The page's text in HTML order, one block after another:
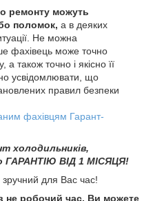
ремонту можуть
поломок, а в деяких
Не можна
фахівець може точно
також точно і якісно її
усвідомлювати, що
правил безпеки
фахівцям Гарант-
холодильників,
ГАРАНТІЮ ВІД 1 МІСЯЦЯ!
для Вас час!
не робочий час, Ви можете